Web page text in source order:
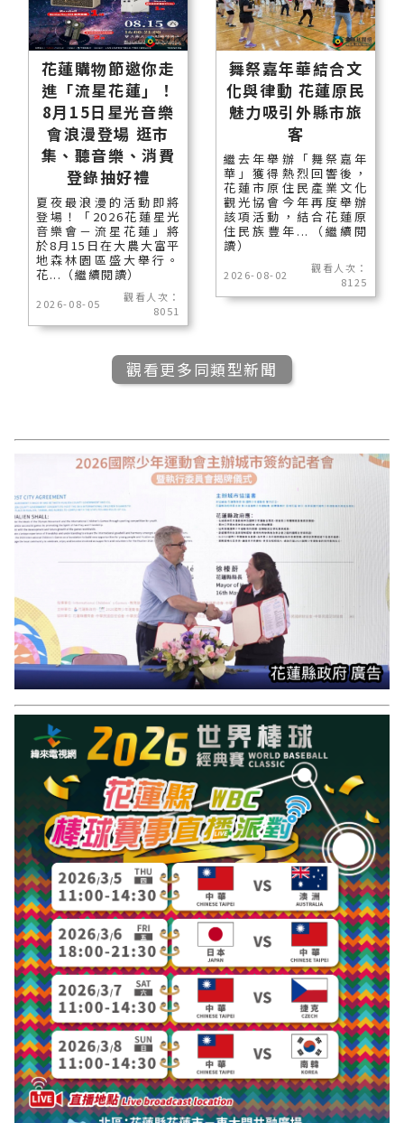
花蓮購物節邀你走
進「流星花蓮」！
8月15日星光音樂
會浪漫登場 逛市
集、聽音樂、消費
登錄抽好禮
夏夜最浪漫的活動即將
登場！「2026花蓮星光
音樂會－流星花蓮」將
於8月15日在大農大富平
地森林園區盛大舉行。
花...（繼續閱讀）
2026-08-05
觀看人次：
8051
舞祭嘉年華結合文
化與律動 花蓮原民
魅力吸引外縣市旅
客
繼去年舉辦「舞祭嘉年
華」獲得熱烈回響後，
花蓮市原住民產業文化
觀光協會今年再度舉辦
該項活動，結合花蓮原
住民族豐年...（繼續閱
讀）
2026-08-02
觀看人次：
8125
觀看更多同類型新聞